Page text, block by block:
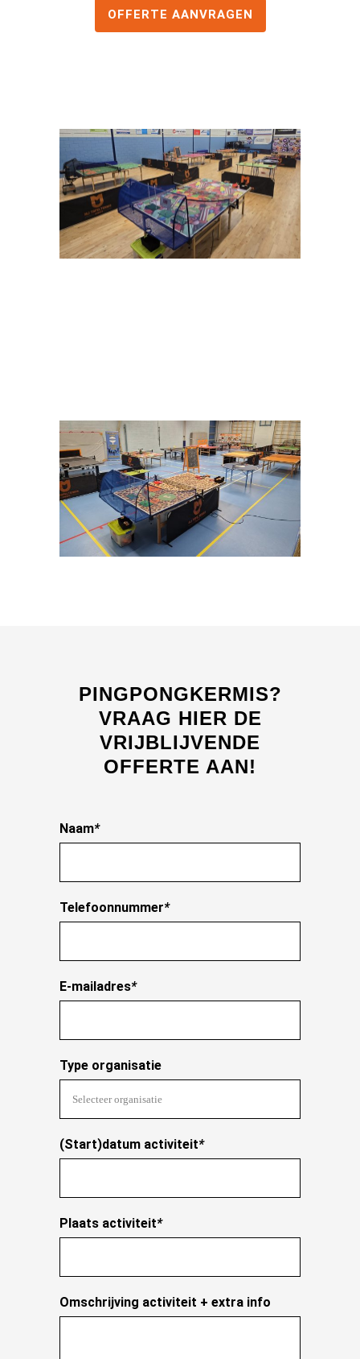
OFFERTE AANVRAGEN
PINGPONGKERMIS?
VRAAG HIER DE
VRIJBLIJVENDE
OFFERTE AAN!
Naam*
Telefoonnummer*
E-mailadres*
Type organisatie
(Start)datum activiteit*
Plaats activiteit*
Omschrijving activiteit + extra info